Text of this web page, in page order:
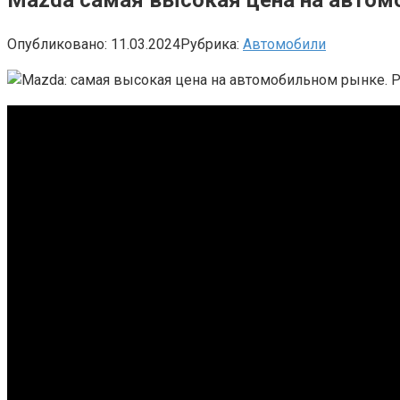
Опубликовано: 11.03.2024Рубрика: Автомобили